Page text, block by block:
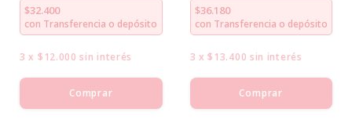
$32.400
con Transferencia o depósito
3 x $12.000 sin interés
Comprar
$36.180
con Transferencia o depósito
3 x$13.400 sin interés
Comprar